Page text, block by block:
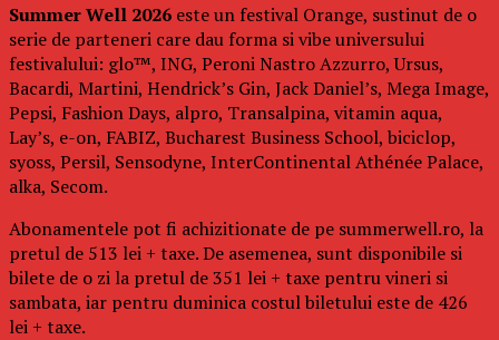
Summer Well 2026 este un festival Orange, sustinut de o
serie de parteneri care dau forma si vibe universului
festivalului: glo™, ING, Peroni Nastro Azzurro, Ursus,
Bacardi, Martini, Hendrick’s Gin, Jack Daniel’s, Mega Image,
Pepsi, Fashion Days, alpro, Transalpina, vitamin aqua,
Lay’s, e-on, FABIZ, Bucharest Business School, biciclop,
syoss, Persil, Sensodyne, InterContinental Athénée Palace,
alka, Secom.
Abonamentele pot fi achizitionate de pe summerwell.ro, la
pretul de 513 lei + taxe. De asemenea, sunt disponibile si
bilete de o zi la pretul de 351 lei + taxe pentru vineri si
sambata, iar pentru duminica costul biletului este de 426
lei + taxe.